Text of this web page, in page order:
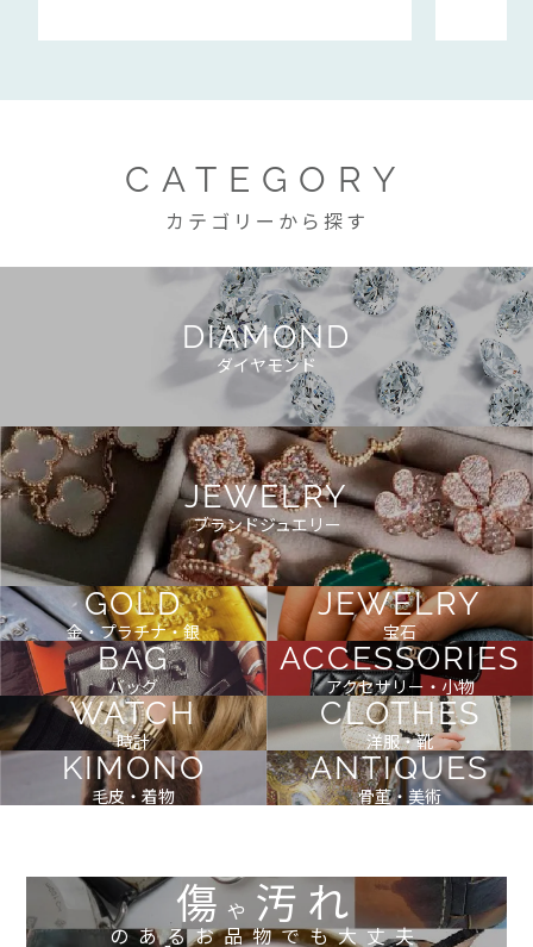
CATEGORY
カテゴリーから探す
DIAMOND
ダイヤモンド
JEWELRY
ブランドジュエリー
GOLD
金・プラチナ・銀
JEWELRY
宝石
BAG
バッグ
ACCESSORIES
アクセサリー・小物
WATCH
時計
CLOTHES
洋服・靴
KIMONO
毛皮・着物
ANTIQUES
骨董・美術
傷や 汚れ
のあるお品物でも大丈夫